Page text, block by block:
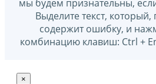
мы будем признательны,
Выделите текст,
содержит ошибку, и
комбинацию клавиш: Ctrl +
×